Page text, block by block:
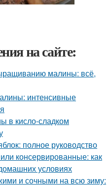
на сайте:
малины: всё,
интенсивные
в кисло-сладком
полное руководство
консервированные: как
условиях
и сочными на всю зиму: